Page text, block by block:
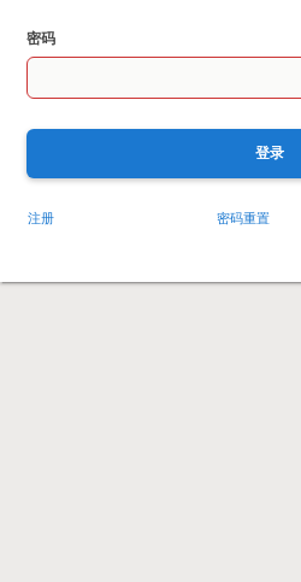
密码
登录
注册 密码重置